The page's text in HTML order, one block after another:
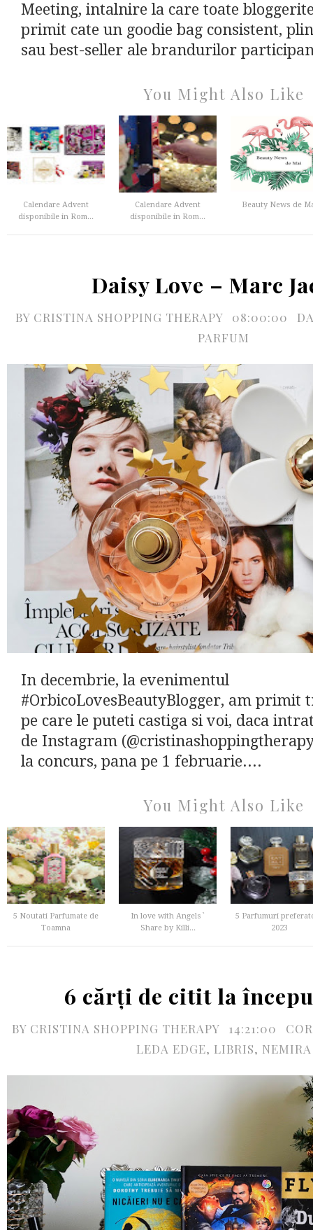
Meeting, intalnire la care toate
primit cate un goodie bag consistent,
sau best-seller ale brandurilor
You Might Also Like
Calendare Advent
disponibile in Rom...
Calendare Advent
disponibile in Rom...
Beauty News de
Daisy Love – Marc
BY CRISTINA SHOPPING THERAPY 08:00:00
PARFUM
In decembrie, la evenimentul
#OrbicoLovesBeautyBlogger, am
pe care le puteti castiga si voi, daca
de Instagram
la concurs, pana pe 1 februarie....
You Might Also Like
5 Noutati Parfumate de
Toamna
In love with Angels`
Share by Killi...
5 Parfumuri
2023
6 cărți de citit la
BY CRISTINA SHOPPING THERAPY 14:21:00
LEDA EDGE, LIBRIS, NEMIRA